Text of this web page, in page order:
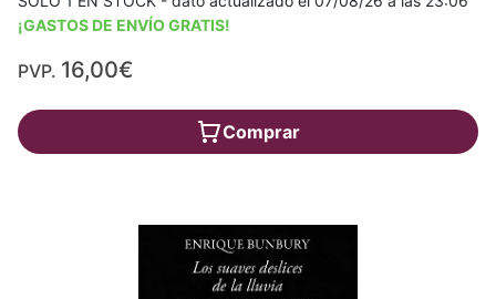
¡GASTOS DE ENVÍO GRATIS!
PVP. 16,00€
Comprar